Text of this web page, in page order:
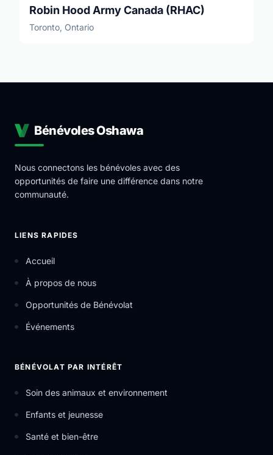
Robin Hood Army Canada (RHAC)
Toronto, Ontario
Bénévoles Oshawa
Nous connectons les bénévoles avec des
opportunités de faire une différence dans notre
communauté.
LIENS RAPIDES
Accueil
À propos de nous
Opportunités de Bénévolat
Événements
BÉNÉVOLAT PAR INTÉRÊT
Soin des animaux et environnement
Enfants et jeunesse
Santé et bien-être